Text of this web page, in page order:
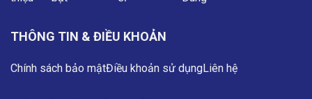
THÔNG TIN & ĐIỀU KHOẢN
Chính sách bảo mậtĐiều khoản sử dụngLiên hệ